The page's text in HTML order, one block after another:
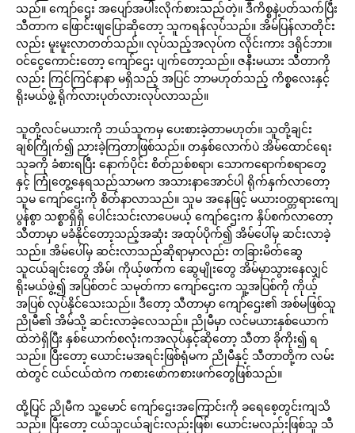
သည်။ ကျော်ဌေး အပျော်အပါးလိုက်စားသည်တဲ့။ ဒီကိစ္စနဲ့ပတ်သက်ပြီး
သီတာက ဖြောင်းဖျပြောဆိုတော့ သူကရန်လုပ်သည်။ အိမ်ပြန်လာတိုင်း
လည်း မူးမူးလာတတ်သည်။ လုပ်သည့်အလုပ်က လိုင်းကား ဒရိုင်ဘာ။
ဝင်ငွေကောင်းတော့ ကျော်ဌေး ပျက်တော့သည်။ ဇနီးမယား သီတာကို
လည်း ကြင်ကြင်နာနာ မရှိသည့် အပြင် ဘာမဟုတ်သည့် ကိစ္စလေးနှင့်
ရိုးမယ်ဖွဲ့ ရိုက်လားပုတ်လားလုပ်လာသည်။
သူတို့လင်မယားကို ဘယ်သူကမှ ပေးစားခဲ့တာမဟုတ်။ သူတို့ချင်း
ချစ်ကြိုက်၍ ညားခဲ့ကြတာဖြစ်သည်။ တနှစ်လောက်ပဲ အိမ်ထောင်ရေး
သုခကို ခံစားရပြီး နောက်ပိုင်း စိတ်ညစ်စရာ၊ သောကရောက်စရာတွေ
နှင့် ကြုံတွေ့နေရသည်သာမက အသားနာအောင်ပါ ရိုက်နှက်လာတော့
သူမ ကျော်ဌေးကို စိတ်နာလာသည်။ သူမ အနေဖြင့် မယားဝတ္တရားကျေ
ပွန်စွာ သစ္စာရှိရှိ ပေါင်းသင်းလာပေမယ့် ကျော်ဌေးက နှိပ်စက်လာတော့
သီတာမှာ မခံနိုင်တော့သည့်အဆုံး အထုပ်ပိုက်၍ အိမ်ပေါ်မှ ဆင်းလာခဲ့
သည်။ အိမ်ပေါ်မှ ဆင်းလာသည်ဆိုရာမှာလည်း တခြားမိတ်ဆွေ
သူငယ်ချင်းတွေ အိမ်၊ ကိုယ့်ဖက်က ဆွေမျိုးတွေ အိမ်မှာသွားနေလျှင်
ရိုးမယ်ဖွဲ့၍ အပြစ်တင် သမုတ်ကာ ကျော်ဌေးက သူ့အပြစ်ကို ကိုယ့်
အပြစ် လုပ်နိုင်သေးသည်။ ဒီတော့ သီတာမှာ ကျော်ဌေး၏ အစ်မဖြစ်သူ
ညိုမီ၏ အိမ်သို့ ဆင်းလာခဲ့လေသည်။ ညိုမီမှာ လင်မယားနှစ်ယောက်
ထဲဘဲရှိပြီး နှစ်ယောက်စလုံးကအလုပ်နှင့်ဆိုတော့ သီတာ ခိုကိုး၍ ရ
သည်။ ပြီးတော့ ယောင်းမအရင်းဖြစ်ရုံမက ညိုမီနှင့် သီတာတို့က လမ်း
ထဲတွင် ငယ်ငယ်ထဲက ကစားဖော်ကစားဖက်တွေဖြစ်သည်။
ထို့ပြင် ညိုမီက သူ့မောင် ကျော်ဌေးအကြောင်းကို ခရေစေ့တွင်းကျသိ
သည်။ ပြီးတော့ ငယ်သူငယ်ချင်းလည်းဖြစ်၊ ယောင်းမလည်းဖြစ်သူ သီ